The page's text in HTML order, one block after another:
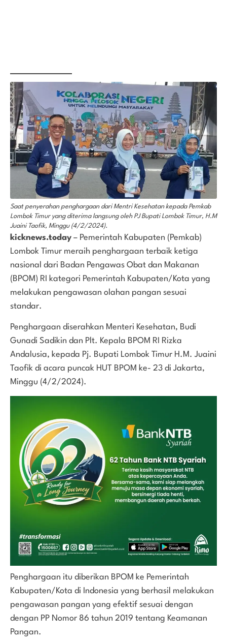
Saat penyerahan penghargaan dari Mentri Kesehatan kepada Pemkab
Lombok Timur yang diterima langsung oleh PJ Bupati Lombok Timur, H.M
Juaini Taofik, Minggu (4/2/2024).
kicknews.today – Pemerintah Kabupaten (Pemkab)
Lombok Timur meraih penghargaan terbaik ketiga
nasional dari Badan Pengawas Obat dan Makanan
(BPOM) RI kategori Pemerintah Kabupaten/Kota yang
melakukan pengawasan olahan pangan sesuai
standar.
Penghargaan diserahkan Menteri Kesehatan, Budi
Gunadi Sadikin dan Plt. Kepala BPOM RI Rizka
Andalusia, kepada Pj. Bupati Lombok Timur H.M. Juaini
Taofik di acara puncak HUT BPOM ke- 23 di Jakarta,
Minggu (4/2/2024).
Penghargaan itu diberikan BPOM ke Pemerintah
Kabupaten/Kota di Indonesia yang berhasil melakukan
pengawasan pangan yang efektif sesuai dengan
dengan PP Nomor 86 tahun 2019 tentang Keamanan
Pangan.